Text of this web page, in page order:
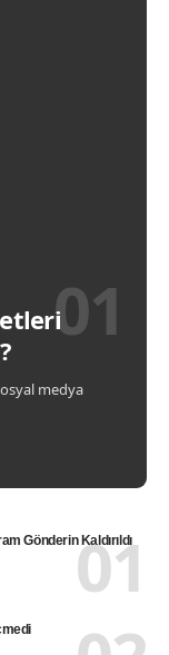
medya
Gönderin Kaldırıldı